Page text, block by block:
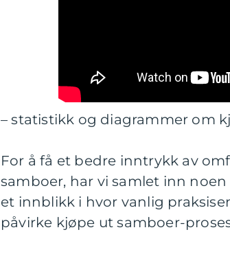
– statistikk og diagrammer om
For å få et bedre inntrykk av
samboer, har vi samlet inn
et innblikk i hvor vanlig
påvirke kjøpe ut samboer-